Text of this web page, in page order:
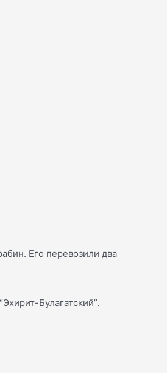
Его перевозили два
Булагатский”.